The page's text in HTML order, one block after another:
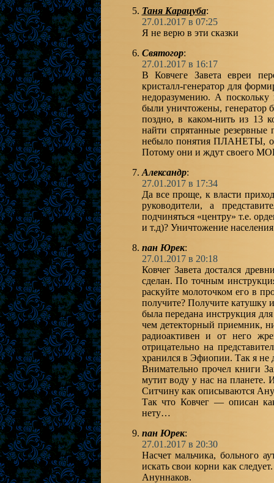
Таня Карацуба:
27.01.2017 в 07:25
Я не верю в эти сказки
Святогор:
27.01.2017 в 16:17
В Ковчеге Завета евреи
кристалл-генератор для
недоразумению. А поскольку
были уничтожены, генератор
поздно, в каком-нить из 13
найти спрятанные
небыло понятия ПЛАНЕТЫ,
Потому они и ждут своего
Александр:
27.01.2017 в 17:34
Да все проще, к власти
руководители, а
подчиняться «центру» т.е.
и т.д)? Уничтожение
пан Юрек:
27.01.2017 в 20:18
Ковчег Завета достался
сделан. По точным
раскуйте молоточком его в
получите? Получите катушку
была передана инструкция
чем детекторный приемник,
радиоактивен и от него
отрицательно на
хранился в Эфиопии. Так я не
Внимательно прочел книги
мутит воду у нас на планете.
Ситчину как описываются
Так что Ковчег — описан
нету…
пан Юрек:
27.01.2017 в 20:30
Насчет мальчика, больного
искать свои корни как
Ануннаков.